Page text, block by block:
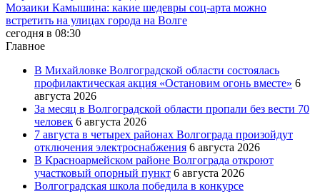
Мозаики Камышина: какие шедевры соц-арта можно
встретить на улицах города на Волге
сегодня в 08:30
Главное
В Михайловке Волгоградской области состоялась
профилактическая акция «Остановим огонь вместе» 6
августа 2026
За месяц в Волгоградской области пропали без вести 70
человек 6 августа 2026
7 августа в четырех районах Волгограда произойдут
отключения электроснабжения 6 августа 2026
В Красноармейском районе Волгограда откроют
участковый опорный пункт 6 августа 2026
Волгоградская школа победила в конкурсе